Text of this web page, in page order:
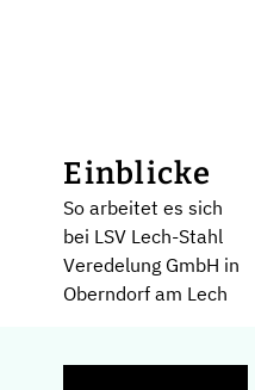
Einblicke
So arbeitet es sich
bei LSV Lech-Stahl
Veredelung GmbH in
Oberndorf am Lech